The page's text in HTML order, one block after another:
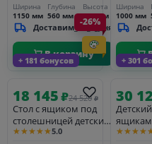
Ширина
1150 мм
Глубина
560 мм
Высота
750 мм
Доставим_за_3_дня
В корзину
Ширина
1000 мм
+ 181 бонусов
-26%
18 145₽24 520 ₽
Стол с ящиком под
столешницей детский
ТК №2
★★★★★5.0
+ 301
30